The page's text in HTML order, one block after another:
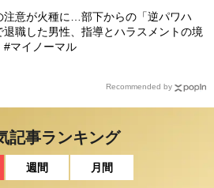
注意が火種に…部下からの「逆パワハ
退職した男性、指導とハラスメントの境
マイノーマル
Recommended by
記事ランキング
週間 月間